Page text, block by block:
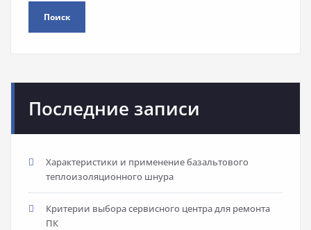
Поиск
Последние записи
Характеристики и применение базальтового
теплоизоляционного шнура
Критерии выбора сервисного центра для ремонта
ПК